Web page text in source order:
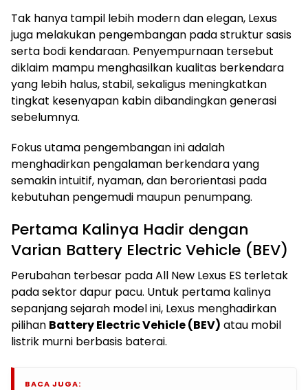
Tak hanya tampil lebih modern dan elegan, Lexus
juga melakukan pengembangan pada struktur sasis
serta bodi kendaraan. Penyempurnaan tersebut
diklaim mampu menghasilkan kualitas berkendara
yang lebih halus, stabil, sekaligus meningkatkan
tingkat kesenyapan kabin dibandingkan generasi
sebelumnya.
Fokus utama pengembangan ini adalah
menghadirkan pengalaman berkendara yang
semakin intuitif, nyaman, dan berorientasi pada
kebutuhan pengemudi maupun penumpang.
Pertama Kalinya Hadir dengan
Varian Battery Electric Vehicle (BEV)
Perubahan terbesar pada All New Lexus ES terletak
pada sektor dapur pacu. Untuk pertama kalinya
sepanjang sejarah model ini, Lexus menghadirkan
pilihan Battery Electric Vehicle (BEV) atau mobil
listrik murni berbasis baterai.
BACA JUGA: